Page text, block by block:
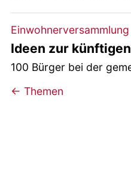
Einwohnerversammlung
Ideen zur
100 Bürger bei der
← Themen